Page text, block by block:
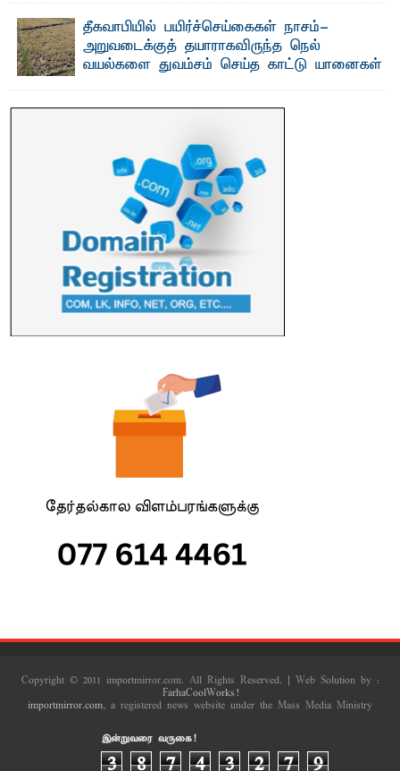
மற்றும் சிறப்புப் பரிசுகள்
எம்.வை. அமீர்- ஒ லுவிலில் அமைந்துள்ள தென்கிழக்குப்
பல்கலைக்கழகத்தின் 18ஆவது பொதுப் பட்டமளிப்பு விழா ...
தீகவாபியில் பயிர்ச்செய்கைகள் நாசம்-
அறுவடைக்குத் தயாராகவிருந்த நெல்
வயல்களை துவம்சம் செய்த காட்டு யானைகள்
காணப்பட்ட பல ...
Copyright © 2011 importmirror.com. All Rights Reserved. | Web Solution by :
FarhaCoolWorks!
importmirror.com, a registered news website under the Mass Media Ministry
இன்றுவரை வருகை!
3 8 7 4 3 2 7 9